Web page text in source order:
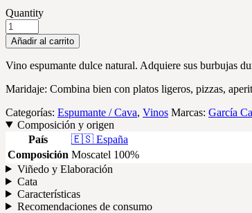
Quantity
Añadir al carrito
Vino espumante dulce natural. Adquiere sus burbujas
Maridaje: Combina bien con platos ligeros, pizzas,
Categorías: Espumante / Cava, Vinos Marcas: García
Composición y origen
País
🇪🇸 España
Composición Moscatel 100%
Viñedo y Elaboración
Cata
Características
Recomendaciones de consumo